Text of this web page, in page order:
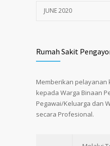
JUNE 2020
Rumah Sakit
Memberikan pelayanan
kepada Warga Binaan
Pegawai/Keluarga dan
secara Profesional.